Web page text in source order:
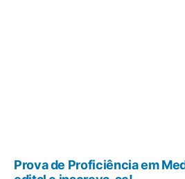
Prova de Proficiência em